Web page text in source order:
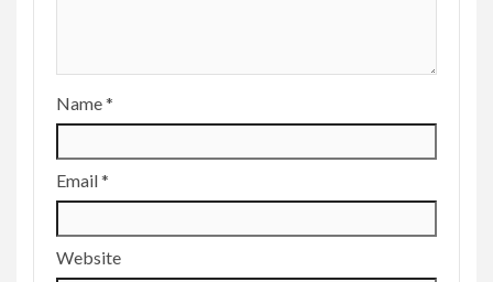
Name*
Email*
Website